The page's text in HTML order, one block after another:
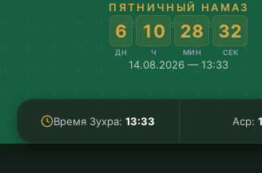
ПЯТНИЧНЫЙ НАМАЗ
6
ДН
: 10
Ч
: 28
МИН
: 31
СЕК
14.08.2026 — 13:33
Время Зухра:13:33 Аср: